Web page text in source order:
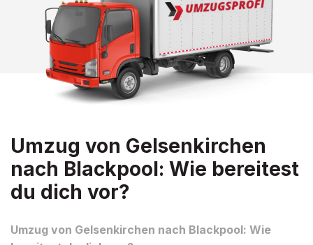
Umzug von Gelsenkirchen
nach Blackpool: Wie bereitest
du dich vor?
Umzug von Gelsenkirchen nach Blackpool: Wie